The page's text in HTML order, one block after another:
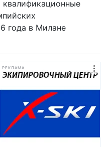
квалификационные
года в Милане
РЕКЛАМА